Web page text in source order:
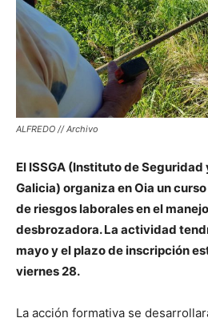
ALFREDO // Archivo
El ISSGA (Instituto de
Galicia) organiza en Oia un
de riesgos laborales en el
desbrozadora. La actividad
mayo y el plazo de inscripción
viernes 28.
La acción formativa se